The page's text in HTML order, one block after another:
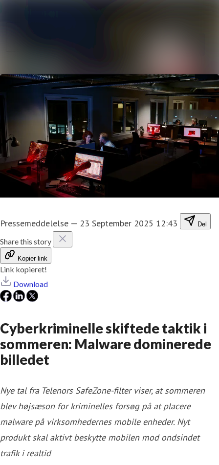
Pressemeddelelse — 23 September 2025 12:43 Del
Share this story
Kopier link
Link kopieret!
Download
Cyberkriminelle skiftede taktik i
sommeren: Malware dominerede
billedet
Nye tal fra Telenors SafeZone-filter viser, at sommeren
blev højsæson for kriminelles forsøg på at placere
malware på virksomhedernes mobile enheder. Nyt
produkt skal aktivt beskytte mobilen mod ondsindet
trafik i realtid